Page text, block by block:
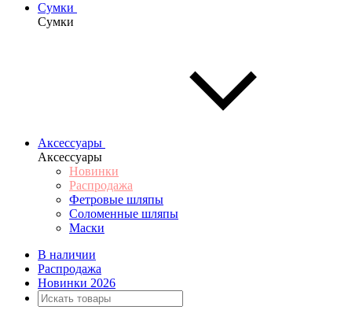
Сумки
Сумки
Аксессуары
Аксессуары
Новинки
Распродажа
Фетровые шляпы
Соломенные шляпы
Маски
В наличии
Распродажа
Новинки 2026